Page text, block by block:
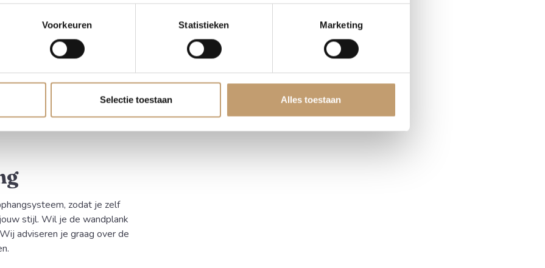
Voorkeuren Statistieken Marketing
Selectie toestaan Alles toestaan
kamergedroogd
de rechte zijden, wat zorgt
perfecte pasvorm in jouw
zodat je zelf
stijl. Wil je de wandplank
adviseren je graag over de